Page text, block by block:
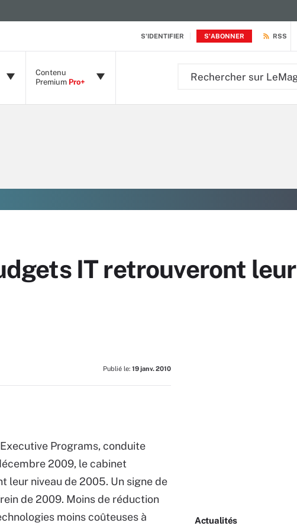
S'IDENTIFIER S'ABONNER RSS
Contenu
Premium Pro+
IT retrouveront leur
Publié le: 19 janv. 2010
Programs, conduite
2009, le cabinet
leur niveau de 2005. Un signe de
de 2009. Moins de réduction
moins coûteuses à
Actualités